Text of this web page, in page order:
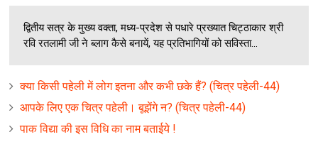
द्वितीय सत्र के मुख्य वक्ता, मध्य-प्रदेश से पधारे प्रख्यात चिट्ठाकार श्री
रवि रतलामी जी ने ब्लाग कैसे बनायें, यह प्रतिभागियों को सविस्ता...
क्या किसी पहेली में लोग इतना और कभी छके हैं? (चित्र पहेली-44)
आपके लिए एक चित्र पहेली। बूझेंगे न? (चित्र पहेली-44)
पाक विद्या की इस विधि का नाम बताईये !